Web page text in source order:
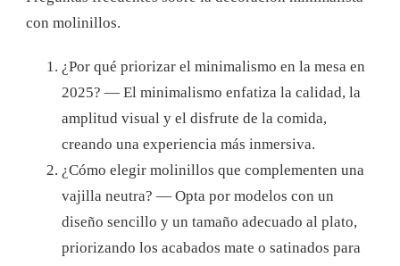
con molinillos.
¿Por qué priorizar el minimalismo en la mesa en
2025? — El minimalismo enfatiza la calidad, la
amplitud visual y el disfrute de la comida,
creando una experiencia más inmersiva.
¿Cómo elegir molinillos que complementen una
vajilla neutra? — Opta por modelos con un
diseño sencillo y un tamaño adecuado al plato,
priorizando los acabados mate o satinados para